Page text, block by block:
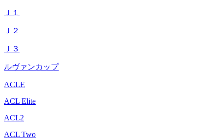
Ｊ１
Ｊ２
Ｊ３
ルヴァンカップ
ACLE
ACL Elite
ACL2
ACL Two